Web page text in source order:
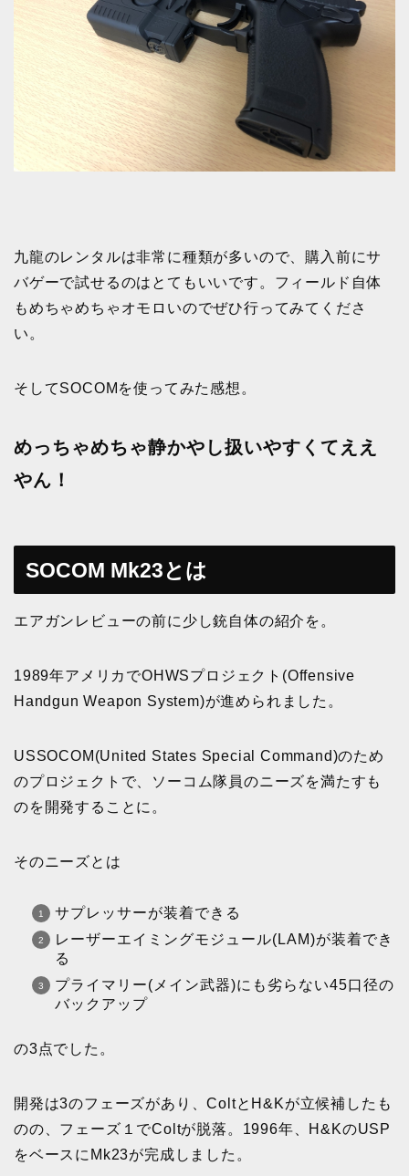
九龍のレンタルは非常に種類が多いので、購入前にサ
バゲーで試せるのはとてもいいです。フィールド自体
もめちゃめちゃオモロいのでぜひ行ってみてくださ
い。
そしてSOCOMを使ってみた感想。
めっちゃめちゃ静かやし扱いやすくてええ
やん！
SOCOM Mk23とは
エアガンレビューの前に少し銃自体の紹介を。
1989年アメリカでOHWSプロジェクト(Offensive
Handgun Weapon System)が進められました。
USSOCOM(United States Special Command)のため
のプロジェクトで、ソーコム隊員のニーズを満たすも
のを開発することに。
そのニーズとは
サプレッサーが装着できる
レーザーエイミングモジュール(LAM)が装着でき
る
プライマリー(メイン武器)にも劣らない45口径の
バックアップ
の3点でした。
開発は3のフェーズがあり、ColtとH&Kが立候補したも
のの、フェーズ１でColtが脱落。1996年、H&KのUSP
をベースにMk23が完成しました。